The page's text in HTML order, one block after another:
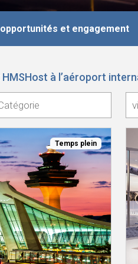
et engagement
à l’aéroport
Temps plein